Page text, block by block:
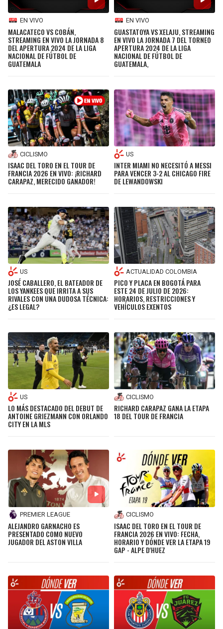
EN VIVO
MALACATECO VS COBÁN,
STREAMING EN VIVO LA JORNADA 8
DEL APERTURA 2024 DE LA LIGA
NACIONAL DE FÚTBOL DE
GUATEMALA
EN VIVO
GUASTATOYA VS XELAJU, STREAMING
EN VIVO LA JORNADA 7 DEL TORNEO
APERTURA 2024 DE LA LIGA
NACIONAL DE FÚTBOL DE
GUATEMALA,
CICLISMO
ISAAC DEL TORO EN EL TOUR DE
FRANCIA 2026 EN VIVO: ¡RICHARD
CARAPAZ, MERECIDO GANADOR!
US
INTER MIAMI NO NECESITÓ A MESSI
PARA VENCER 3-2 AL CHICAGO FIRE
DE LEWANDOWSKI
US
JOSÉ CABALLERO, EL BATEADOR DE
LOS YANKEES QUE IRRITA A SUS
RIVALES CON UNA DUDOSA TÉCNICA:
¿ES LEGAL?
ACTUALIDAD COLOMBIA
PICO Y PLACA EN BOGOTÁ PARA
ESTE 24 DE JULIO DE 2026:
HORARIOS, RESTRICCIONES Y
VEHÍCULOS EXENTOS
US
LO MÁS DESTACADO DEL DEBUT DE
ANTOINE GRIEZMANN CON ORLANDO
CITY EN LA MLS
CICLISMO
RICHARD CARAPAZ GANA LA ETAPA
18 DEL TOUR DE FRANCIA
PREMIER LEAGUE
ALEJANDRO GARNACHO ES
PRESENTADO COMO NUEVO
JUGADOR DEL ASTON VILLA
CICLISMO
ISAAC DEL TORO EN EL TOUR DE
FRANCIA 2026 EN VIVO: FECHA,
HORARIO Y DÓNDE VER LA ETAPA 19
GAP - ALPE D'HUEZ